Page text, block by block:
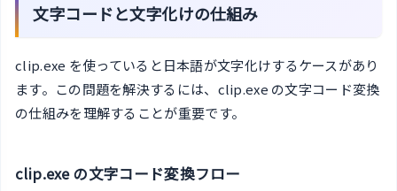
文字コードと文字化けの仕組み
clip.exe を使っていると日本語が文字化けするケースがあり
ます。この問題を解決するには、clip.exe の文字コード変換
の仕組みを理解することが重要です。
clip.exe の文字コード変換フロー